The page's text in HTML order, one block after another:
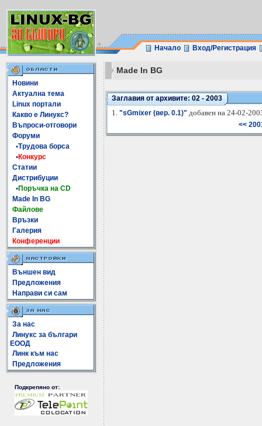
Начало Вход/Регистрация
Новини
Актуална тема
Linux портали
Какво е Линукс?
Въпроси-отговори
Форуми
•Трудова борса
•Конкурс
Статии
Дистрибуции
•Поръчка на CD
Made In BG
Файлове
Връзки
Галерия
Конференции
Външен вид
Предложения
Направи си сам
За нас
Линукс за българи
ЕООД
Линк към нас
Предложения
Подкрепяно от:
Made In BG
Заглавия от архивите: 02 - 2003
1. "sGmixer (вер. 0.1)" добавен на 24-02-
<<